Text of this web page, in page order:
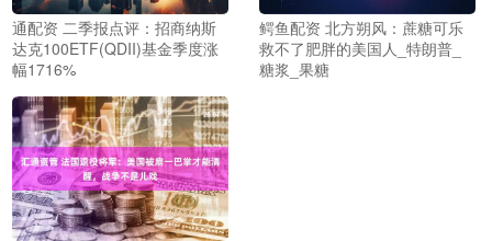
通配资 二季报点评：招商纳斯
达克100ETF(QDII)基金季度涨
幅1716%
鳄鱼配资 北方朔风：蔗糖可乐
救不了肥胖的美国人_特朗普_
糖浆_果糖